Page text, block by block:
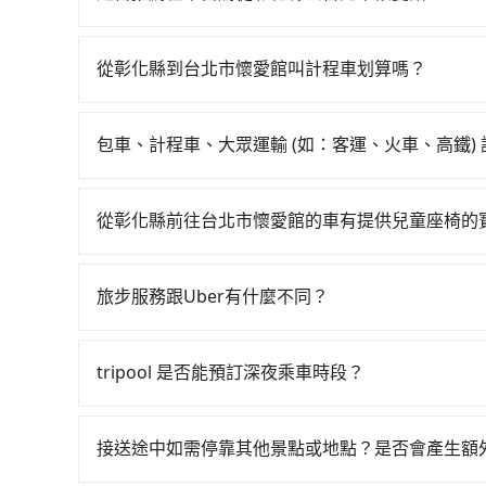
排班的計程車，搭上小黃後約花20分鐘、車費
運攔到一輛小黃了，彰化縣少部分小黃司機不按
三人以下要乘車，也可參考tripool的拼車共乘服務
天就要來回，那在彰化路邊可隨租隨借的iRent應
時40元路邊停車費用預估進去，但額外的汽車保
的車門仍未被修理，每一次租車都好像在開樂透
點仍有段距離，在遇到下雨天或者載行李時，就顯
從彰化縣到台北市懷愛館叫計程車划算嗎？
慮打電話至35計程車等叫車看看。依照里程跳錶
計費，約有25%會採現場議價，建議最好先上網
包車、計程車、大眾運輸 (如：客運、火車、高鐵)
程車最貴，而大眾運輸通常較便宜。 行程：需多
可選用大眾運輸。 便利性：需要便利性和方便性
從彰化縣前往台北市懷愛館的車有提供兒童座椅的
全帶，則需使用嬰兒/兒童座椅或輔以增高墊。如
旅步服務跟Uber有什麼不同？
區。 (4) 有較為嚴謹的乘車時間與取消政策。
tripool 是否能預訂深夜乘車時段？
接送途中如需停靠其他景點或地點？是否會產生額